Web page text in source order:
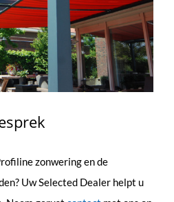
zonwering en de
Uw Selected Dealer helpt u